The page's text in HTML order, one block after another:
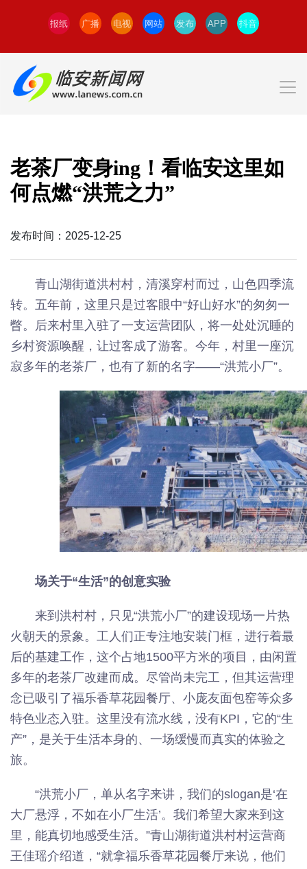
报纸 广播 电视 网站 发布 APP 抖音
老茶厂变身ing！看临安这里如
何点燃“洪荒之力”
发布时间：2025-12-25
青山湖街道洪村村，清溪穿村而过，山色四季流
转。五年前，这里只是过客眼中“好山好水”的匆匆一
瞥。后来村里入驻了一支运营团队，将一处处沉睡的
乡村资源唤醒，让过客成了游客。今年，村里一座沉
寂多年的老茶厂，也有了新的名字——“洪荒小厂”。
场关于“生活”的创意实验
来到洪村村，只见“洪荒小厂”的建设现场一片热
火朝天的景象。工人们正专注地安装门框，进行着最
后的基建工作，这个占地1500平方米的项目，由闲置
多年的老茶厂改建而成。尽管尚未完工，但其运营理
念已吸引了福乐香草花园餐厅、小庞友面包窑等众多
特色业态入驻。这里没有流水线，没有KPI，它的“生
产”，是关于生活本身的、一场缓慢而真实的体验之
旅。
“洪荒小厂，单从名字来讲，我们的slogan是‘在
大厂悬浮，不如在小厂生活’。我们希望大家来到这
里，能真切地感受生活。”青山湖街道洪村村运营商
王佳瑶介绍道，“就拿福乐香草花园餐厅来说，他们